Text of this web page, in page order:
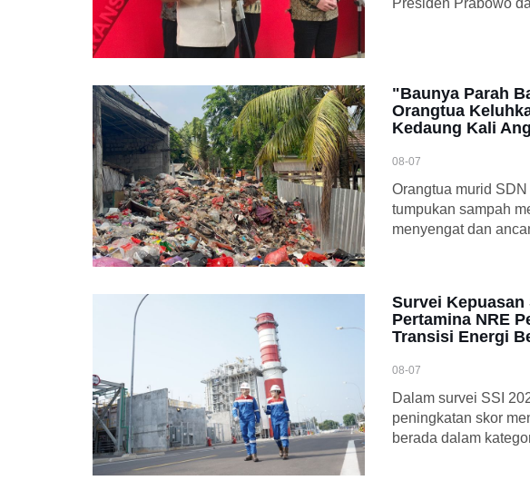
Presiden Prabowo
"Baunya Parah
Orangtua
Kedaung Kali
08-07
Orangtua murid
tumpukan sampah
menyengat dan
Survei
Pertamina NRE
Transisi Energi
08-07
Dalam survei SSI
peningkatan skor
berada dalam